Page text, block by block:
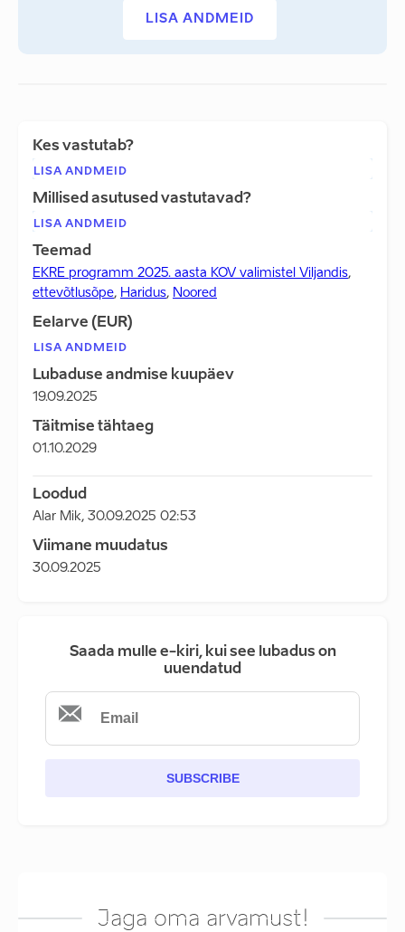
LISA ANDMEID
Kes vastutab?
LISA ANDMEID
Millised asutused vastutavad?
LISA ANDMEID
Teemad
EKRE programm 2025. aasta KOV valimistel Viljandis,
ettevõtlusõpe, Haridus, Noored
Eelarve (EUR)
LISA ANDMEID
Lubaduse andmise kuupäev
19.09.2025
Täitmise tähtaeg
01.10.2029
Loodud
Alar Mik, 30.09.2025 02:53
Viimane muudatus
30.09.2025
Saada mulle e-kiri, kui see lubadus on
uuendatud
SUBSCRIBE
Jaga oma arvamust!